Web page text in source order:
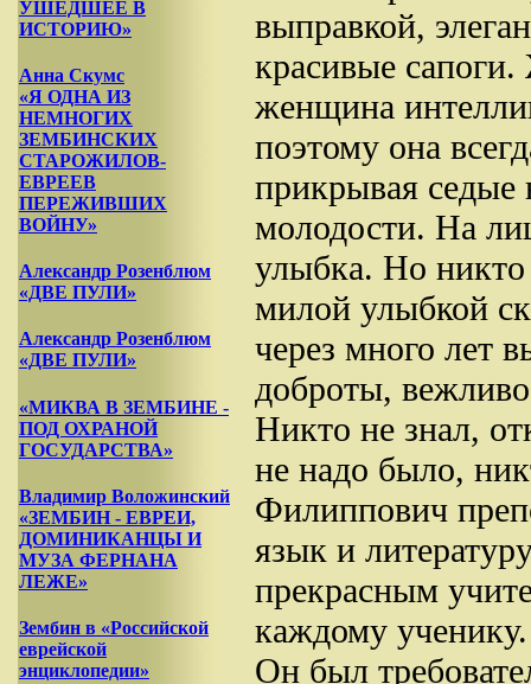
УШЕДШЕЕ В
ИСТОРИЮ»
Анна Скумс
«Я ОДНА ИЗ
НЕМНОГИХ
ЗЕМБИНСКИХ
СТАРОЖИЛОВ-
ЕВРЕЕВ
ПЕРЕЖИВШИХ
ВОЙНУ»
Александр Розенблюм
«ДВЕ ПУЛИ»
Александр Розенблюм
«ДВЕ ПУЛИ»
«МИКВА В ЗЕМБИНЕ -
ПОД ОХРАНОЙ
ГОСУДАРСТВА»
Владимир Воложинский
«ЗЕМБИН - ЕВРЕИ,
ДОМИНИКАНЦЫ И
МУЗА ФЕРНАНА
ЛЕЖЕ»
Зембин в «Российской
еврейской
энциклопедии»
выправкой,
красивые
женщина
поэтому она
прикрывая
молодости. На
улыбка. Но никто
милой улыбкой
через много лет
доброты,
Никто не знал,
не надо было,
Филиппович
язык и
прекрасным
каждому
Он был